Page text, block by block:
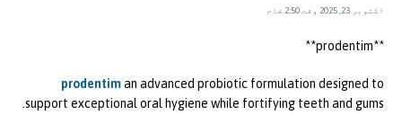
اکتوبر 23, 2025 وقت 2:50 شام
** prodentim**
prodentiman advanced probiotic formulation designed to
support exceptional oral hygiene while fortifying teeth and gums.